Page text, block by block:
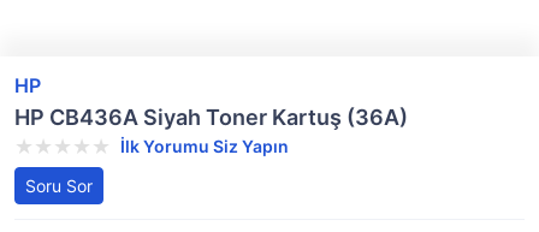
HP
HP CB436A Siyah Toner Kartuş (36A)
İlk Yorumu Siz Yapın
Soru Sor